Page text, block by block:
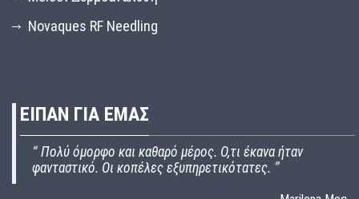
Novaques RF Needling
ΕΙΠΑΝ ΓΙΑ ΕΜΑΣ
“ Πολύ όμορφο και καθαρό μέρος. Ο,τι έκανα ήταν
φανταστικό. Οι κοπέλες εξυπηρετικότατες. ”